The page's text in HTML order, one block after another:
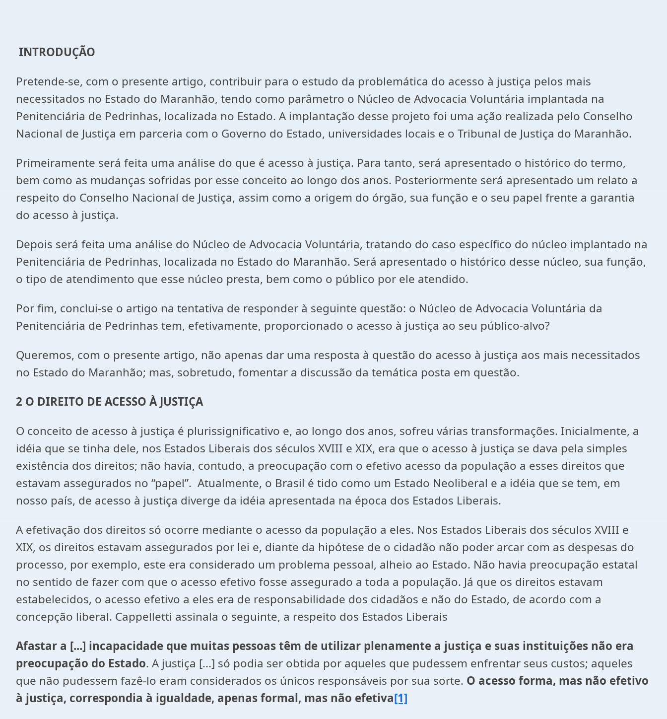
INTRODUÇÃO
Pretende-se, com o presente artigo, contribuir para o estudo da problemática do acesso à justiça pelos mais
necessitados no Estado do Maranhão, tendo como parâmetro o Núcleo de Advocacia Voluntária implantada na
Penitenciária de Pedrinhas, localizada no Estado. A implantação desse projeto foi uma ação realizada pelo Conselho
Nacional de Justiça em parceria com o Governo do Estado, universidades locais e o Tribunal de Justiça do Maranhão.
Primeiramente será feita uma análise do que é acesso à justiça. Para tanto, será apresentado o histórico do termo,
bem como as mudanças sofridas por esse conceito ao longo dos anos. Posteriormente será apresentado um relato a
respeito do Conselho Nacional de Justiça, assim como a origem do órgão, sua função e o seu papel frente a garantia
do acesso à justiça.
Depois será feita uma análise do Núcleo de Advocacia Voluntária, tratando do caso específico do núcleo implantado na
Penitenciária de Pedrinhas, localizada no Estado do Maranhão. Será apresentado o histórico desse núcleo, sua função,
o tipo de atendimento que esse núcleo presta, bem como o público por ele atendido.
Por fim, conclui-se o artigo na tentativa de responder à seguinte questão: o Núcleo de Advocacia Voluntária da
Penitenciária de Pedrinhas tem, efetivamente, proporcionado o acesso à justiça ao seu público-alvo?
Queremos, com o presente artigo, não apenas dar uma resposta à questão do acesso à justiça aos mais necessitados
no Estado do Maranhão; mas, sobretudo, fomentar a discussão da temática posta em questão.
2 O DIREITO DE ACESSO À JUSTIÇA
O conceito de acesso à justiça é plurissignificativo e, ao longo dos anos, sofreu várias transformações. Inicialmente, a
idéia que se tinha dele, nos Estados Liberais dos séculos XVIII e XIX, era que o acesso à justiça se dava pela simples
existência dos direitos; não havia, contudo, a preocupação com o efetivo acesso da população a esses direitos que
estavam assegurados no “papel”. Atualmente, o Brasil é tido como um Estado Neoliberal e a idéia que se tem, em
nosso país, de acesso à justiça diverge da idéia apresentada na época dos Estados Liberais.
A efetivação dos direitos só ocorre mediante o acesso da população a eles. Nos Estados Liberais dos séculos XVIII e
XIX, os direitos estavam assegurados por lei e, diante da hipótese de o cidadão não poder arcar com as despesas do
processo, por exemplo, este era considerado um problema pessoal, alheio ao Estado. Não havia preocupação estatal
no sentido de fazer com que o acesso efetivo fosse assegurado a toda a população. Já que os direitos estavam
estabelecidos, o acesso efetivo a eles era de responsabilidade dos cidadãos e não do Estado, de acordo com a
concepção liberal. Cappelletti assinala o seguinte, a respeito dos Estados Liberais
Afastar a [...] incapacidade que muitas pessoas têm de utilizar plenamente a justiça e suas instituições não era
preocupação do Estado. A justiça [...] só podia ser obtida por aqueles que pudessem enfrentar seus custos; aqueles
que não pudessem fazê-lo eram considerados os únicos responsáveis por sua sorte. O acesso forma, mas não efetivo
à justiça, correspondia à igualdade, apenas formal, mas não efetiva[1]